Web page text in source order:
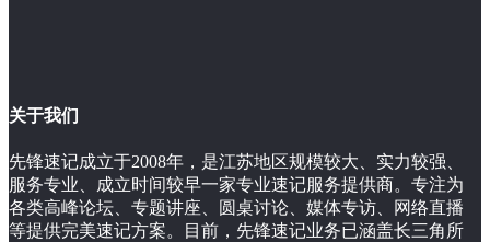
关于我们
先锋速记成立于2008年，是江苏地区规模较大、实力较强、
服务专业、成立时间较早一家专业速记服务提供商。专注为
各类高峰论坛、专题讲座、圆桌讨论、媒体专访、网络直播
等提供完美速记方案。目前，先锋速记业务已涵盖长三角所